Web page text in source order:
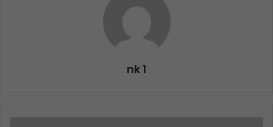
nk 1